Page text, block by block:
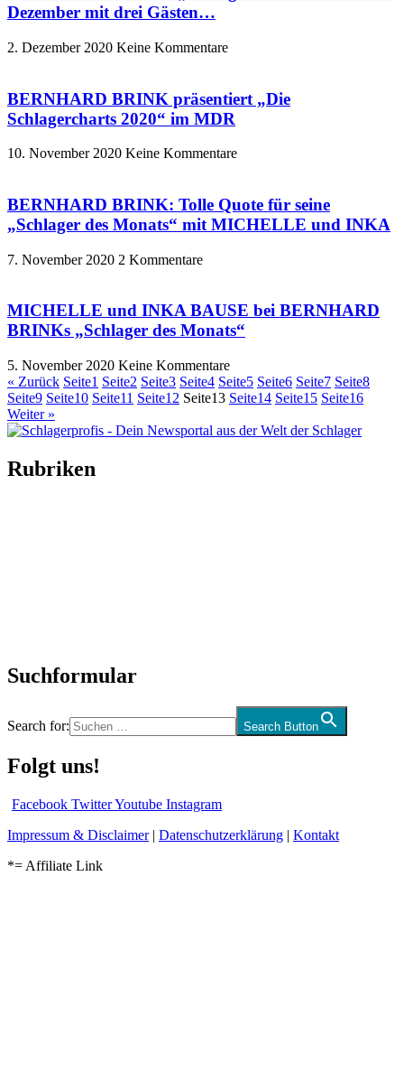
Dezember mit drei Gästen…
2. Dezember 2020 Keine Kommentare
BERNHARD BRINK präsentiert „Die
Schlagercharts 2020“ im MDR
10. November 2020 Keine Kommentare
BERNHARD BRINK: Tolle Quote für seine
„Schlager des Monats“ mit MICHELLE und INKA
7. November 2020 2 Kommentare
MICHELLE und INKA BAUSE bei BERNHARD
BRINKs „Schlager des Monats“
5. November 2020 Keine Kommentare
« Zurück Seite1 Seite2 Seite3 Seite4 Seite5 Seite6 Seite7 Seite8
Seite9 Seite10 Seite11 Seite12 Seite13 Seite14 Seite15 Seite16
Weiter »
Rubriken
Suchformular
Search for: Search Button
Folgt uns!
Facebook TwitterYoutube Instagram
Impressum & Disclaimer| Datenschutzerklärung | Kontakt
*= Affiliate Link